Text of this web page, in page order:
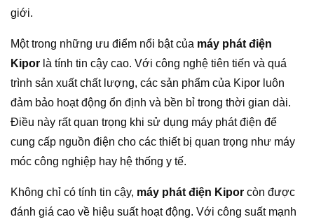
giới.
Một trong những ưu điểm nổi bật của máy phát điện
Kipor là tính tin cậy cao. Với công nghệ tiên tiến và quá
trình sản xuất chất lượng, các sản phẩm của Kipor luôn
đảm bảo hoạt động ổn định và bền bỉ trong thời gian dài.
Điều này rất quan trọng khi sử dụng máy phát điện để
cung cấp nguồn điện cho các thiết bị quan trọng như máy
móc công nghiệp hay hệ thống y tế.
Không chỉ có tính tin cậy, máy phát điện Kipor còn được
đánh giá cao về hiệu suất hoạt động. Với công suất mạnh